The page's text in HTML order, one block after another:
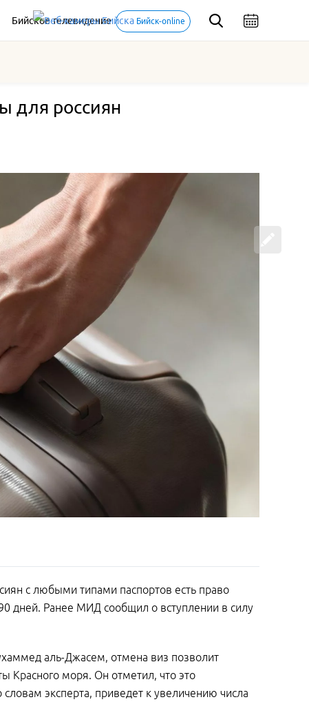
Бийское телевидение Бийск-online
для россиян
с любыми типами паспортов есть право
дней. Ранее МИД сообщил о вступлении в силу
аль-Джасем, отмена виз позволит
Красного моря. Он отметил, что это
эксперта, приведет к увеличению числа